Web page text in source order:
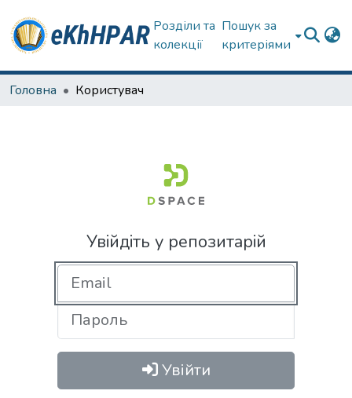
Розділи та
колекції
Пошук за
критеріями
Головна Користувач
Увійдіть у репозитарій
Увійти